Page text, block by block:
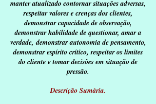
manter atualizado contornar situações adversas,
respeitar valores e crenças dos clientes,
demonstrar capacidade de observação,
demonstrar habilidade de questionar, amar a
verdade, demonstrar autonomia de pensamento,
demonstrar espírito crítico, respeitar os limites
do cliente e tomar decisões em situação de
pressão.
Descrição Sumária.